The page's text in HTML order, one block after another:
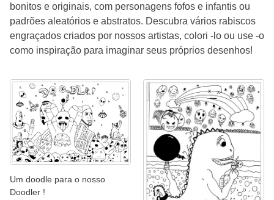
bonitos e originais, com personagens fofos e infantis ou
padrões aleatórios e abstratos. Descubra vários rabiscos
engraçados criados por nossos artistas, colori -lo ou use -o
como inspiração para imaginar seus próprios desenhos!
Um doodle para o nosso
Doodler !